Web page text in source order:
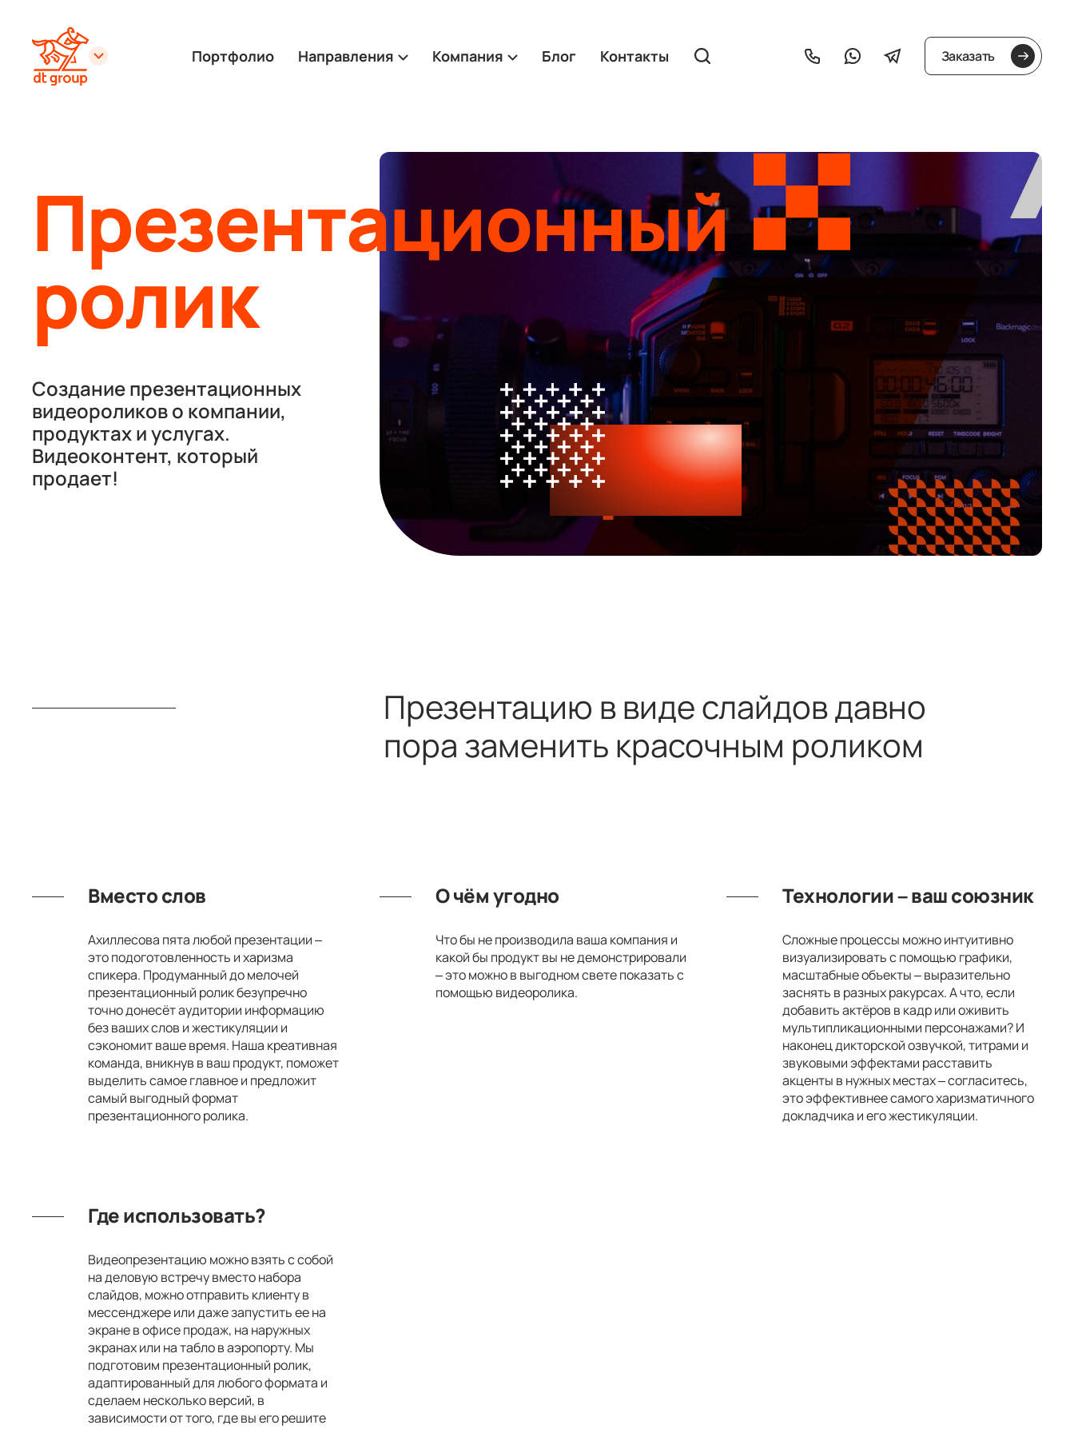
Портфолио Направления Компания Блог Контакты Заказать
Презентационный
ролик
Создание презентационных
видеороликов о компании,
продуктах и услугах.
Видеоконтент, который
продает!
Презентацию в виде слайдов давно
пора заменить красочным роликом
Вместо слов
Ахиллесова пята любой презентации –
это подоготовленность и харизма
спикера. Продуманный до мелочей
презентационный ролик безупречно
точно донесёт аудитории информацию
без ваших слов и жестикуляции и
сэкономит ваше время. Наша креативная
команда, вникнув в ваш продукт, поможет
выделить самое главное и предложит
самый выгодный формат
презентационного ролика.
О чём угодно
Что бы не производила ваша компания и
какой бы продукт вы не демонстрировали
– это можно в выгодном свете показать с
помощью видеоролика.
Технологии – ваш союзник
Сложные процессы можно интуитивно
визуализировать с помощью графики,
масштабные объекты – выразительно
заснять в разных ракурсах. А что, если
добавить актёров в кадр или оживить
мультипликационными персонажами? И
наконец дикторской озвучкой, титрами и
звуковыми эффектами расставить
акценты в нужных местах – согласитесь,
это эффективнее самого харизматичного
докладчика и его жестикуляции.
Где использовать?
Видеопрезентацию можно взять с собой
на деловую встречу вместо набора
слайдов, можно отправить клиенту в
мессенджере или даже запустить ее на
экране в офисе продаж, на наружных
экранах или на табло в аэропорту. Мы
подготовим презентационный ролик,
адаптированный для любого формата и
сделаем несколько версий, в
зависимости от того, где вы его решите